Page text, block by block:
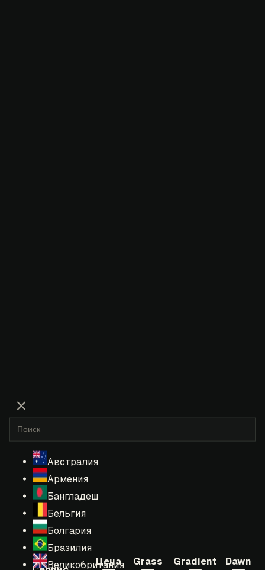
Австралия
Армения
Бангладеш
Бельгия
Болгария
Бразилия
Великобритания
Цена Grass Gradient Dawn